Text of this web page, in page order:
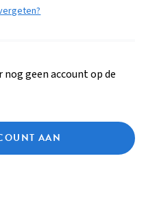
geen account op de
AAN